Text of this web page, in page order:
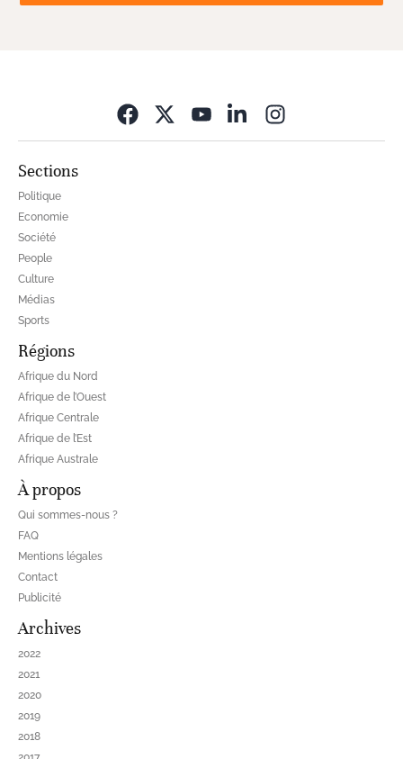
Sections
Politique
Economie
Société
People
Culture
Médias
Sports
Régions
Afrique du Nord
Afrique de l’Ouest
Afrique Centrale
Afrique de l’Est
Afrique Australe
À propos
Qui sommes-nous ?
FAQ
Mentions légales
Contact
Publicité
Archives
2022
2021
2020
2019
2018